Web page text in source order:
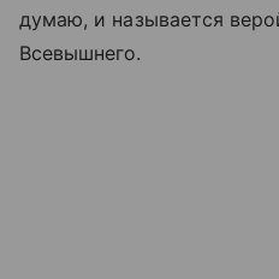
думаю, и называется
Всевышнего.